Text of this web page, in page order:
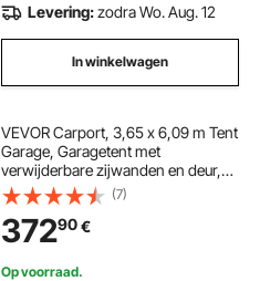
Levering:zodra Wo. Aug. 12
In winkelwagen
VEVOR Carport, 3,65 x 6,09 m Tent
Garage, Garagetent met
verwijderbare zijwanden en deur,
Robuuste autooverkapping, UV-
bestendige autoluifel, Bescherming
voor alle seizoenen voor auto en
boot, Grijs
(7)
37290€
Op voorraad.